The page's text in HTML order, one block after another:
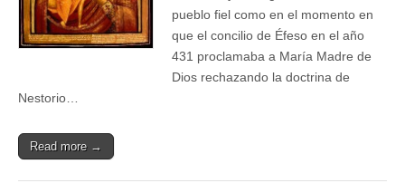
pueblo fiel como en el momento en
que el concilio de Éfeso en el año
431 proclamaba a María Madre de
Dios rechazando la doctrina de
Nestorio…
Read more →